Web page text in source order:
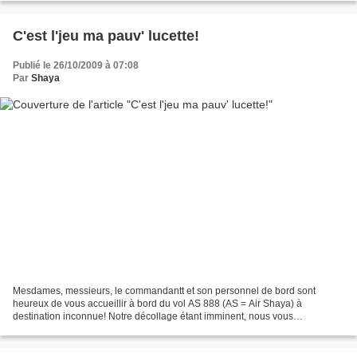
C'est l'jeu ma pauv' lucette!
Publié le 26/10/2009 à 07:08
Par Shaya
Mesdames, messieurs, le commandantt et son personnel de bord sont
heureux de vous accueillir à bord du vol AS 888 (AS = Air Shaya) à
destination inconnue! Notre décollage étant imminent, nous vous